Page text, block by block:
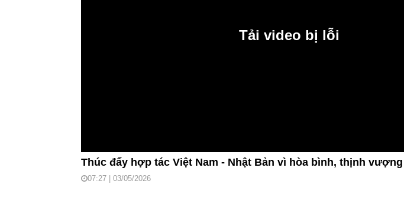
Thúc đẩy hợp tác Việt Nam - Nhật Bản vì hòa bình, thịnh vượng
07:27 | 03/05/2026